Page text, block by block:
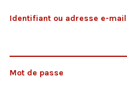
Identifiant ou adresse e-mail
Mot de passe